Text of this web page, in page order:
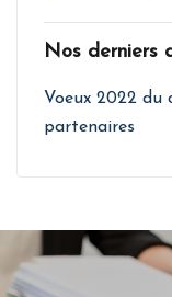
Nos derniers
Voeux 2022 du
partenaires